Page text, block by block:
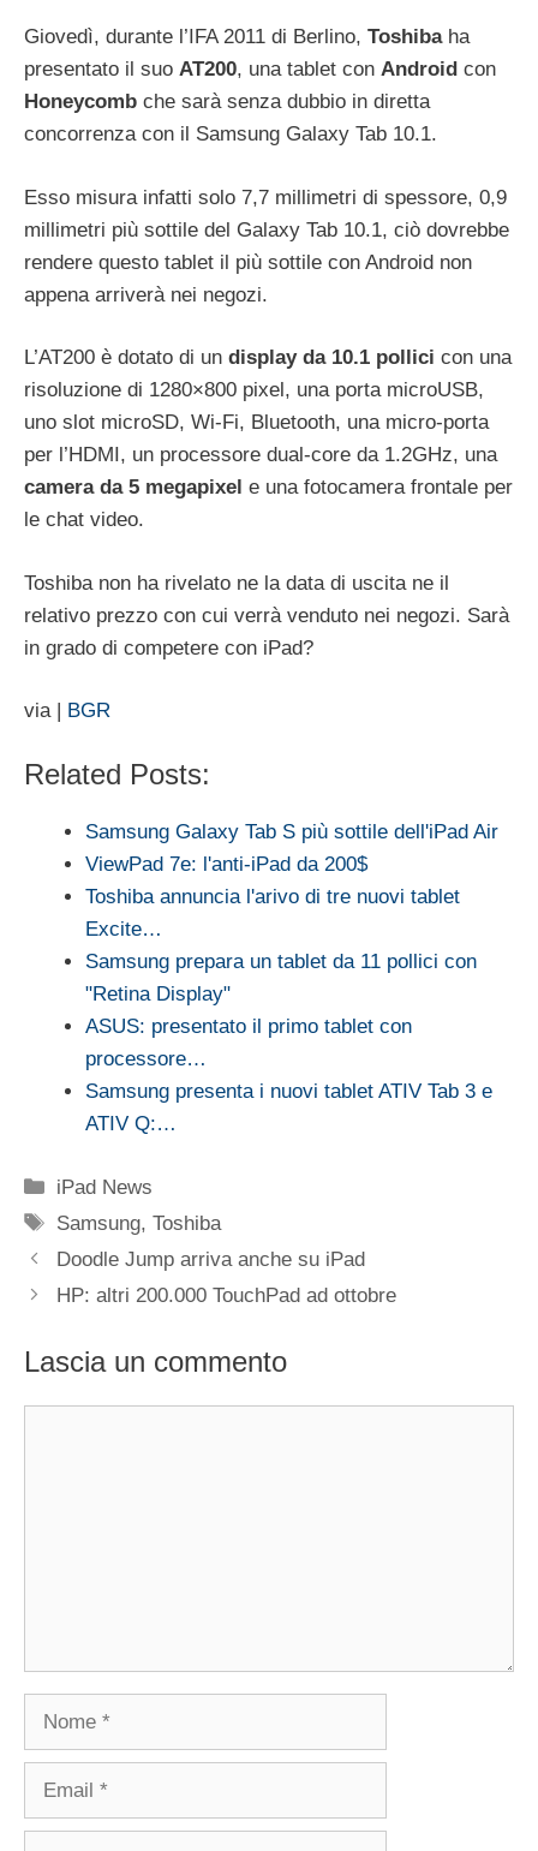
Giovedì, durante l’IFA 2011 di Berlino, Toshibaha
presentato il suo AT200, una tablet con Android con
Honeycomb che sarà senza dubbio in diretta
concorrenza con il Samsung Galaxy Tab 10.1.
Esso misura infatti solo 7,7 millimetri di spessore, 0,9
millimetri più sottile del Galaxy Tab 10.1, ciò dovrebbe
rendere questo tablet il più sottile con Android non
appena arriverà nei negozi.
L’AT200 è dotato di un display da 10.1 pollici con una
risoluzione di 1280×800 pixel, una porta microUSB,
uno slot microSD, Wi-Fi, Bluetooth, una micro-porta
per l’HDMI, un processore dual-core da 1.2GHz, una
camera da 5 megapixel e una fotocamera frontale per
le chat video.
Toshiba non ha rivelato ne la data di uscita ne il
relativo prezzo con cui verrà venduto nei negozi. Sarà
in grado di competere con iPad?
via | BGR
Related Posts:
Samsung Galaxy Tab S più sottile dell'iPad Air
ViewPad 7e: l'anti-iPad da 200$
Toshiba annuncia l'arivo di tre nuovi tablet
Excite…
Samsung prepara un tablet da 11 pollici con
"Retina Display"
ASUS: presentato il primo tablet con
processore…
Samsung presenta i nuovi tablet ATIV Tab 3 e
ATIV Q:…
Categorie
iPad News
Tag
Samsung,Toshiba
Doodle Jump arriva anche su iPad
HP: altri 200.000 TouchPad ad ottobre
Lascia un commento